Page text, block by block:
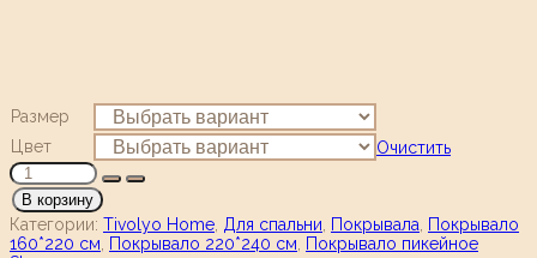
Размер
Цвет
Очистить
В корзину
Категории: Tivolyo Home Для спальни Покрывала
Покрывало
160*220 см
Покрывало 220*240 см
Покрывало пикейное